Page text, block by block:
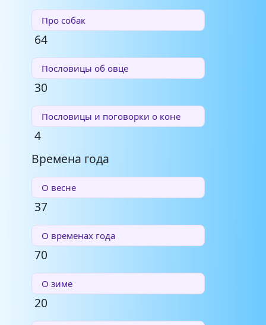
Про собак
64
Пословицы об овце
30
Пословицы и поговорки о коне
4
Времена года
О весне
37
О временах года
70
О зиме
20